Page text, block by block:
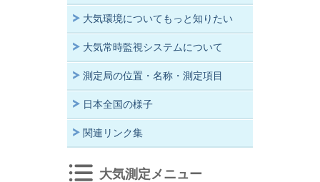
大気環境についてもっと知りたい
大気常時監視システムについて
測定局の位置・名称・測定項目
日本全国の様子
関連リンク集
大気測定メニュー